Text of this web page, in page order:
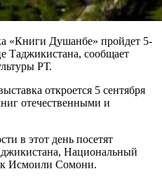
«Книги Душанбе» пройдет 5-
Таджикистана, сообщает
РТ.
откроется 5 сентября
отечественными и
в этот день посетят
Национальный
Исмоили Сомони.